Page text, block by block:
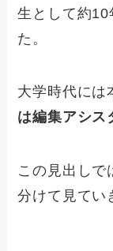
生として約10
た。
大学時代には
は編集アシス
この見出しで
分けて見てい